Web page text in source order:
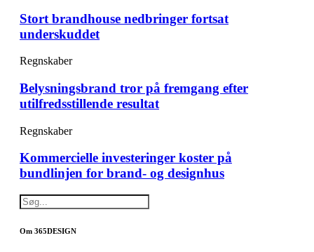
Stort brandhouse nedbringer fortsat
underskuddet
Regnskaber
Belysningsbrand tror på fremgang efter
utilfredsstillende resultat
Regnskaber
Kommercielle investeringer koster på
bundlinjen for brand- og designhus
Om 365DESIGN